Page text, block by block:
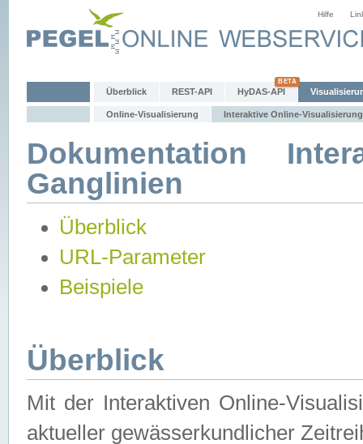
Hilfe
Überblick REST-API HyDAS-API
Online-Visualisierung Interaktive Online-Visualisierung
Dokumentation
Ganglinien
Überblick
URL-Parameter
Beispiele
Überblick
Mit der Interaktiven Online-
aktueller gewässerkundlicher